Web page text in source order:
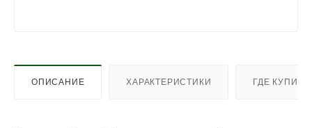
ОПИСАНИЕ ХАРАКТЕРИСТИКИ ГДЕ КУПИТЬ